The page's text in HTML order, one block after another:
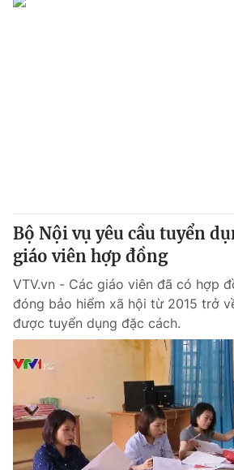
Bộ Nội vụ yêu cầu tuyển
giáo viên hợp đồng
VTV.vn - Các giáo viên đã có hợp
đóng bảo hiểm xã hội từ 2015 trở
được tuyển dụng đặc cách.